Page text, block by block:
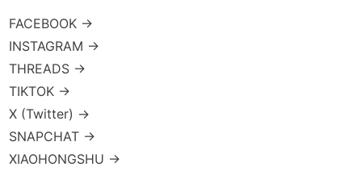
FACEBOOK →
INSTAGRAM →
THREADS →
TIKTOK →
X (Twitter) →
SNAPCHAT →
XIAOHONGSHU →